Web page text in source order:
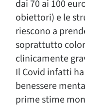
dai 70 ai 100
obiettori) e le
riescono a
soprattutto
clinicamente
Il Covid infatti
benessere
prime stime